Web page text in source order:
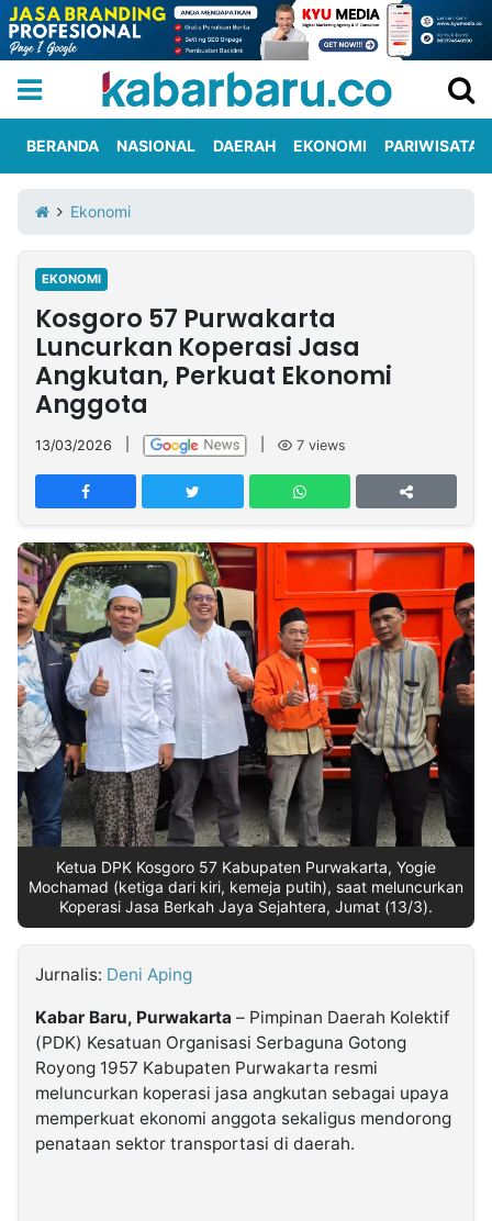
Iklan
Berita
Kami
Nasional
International
Olahraga
Entertainment
Daerah
Pariwisata
Kuliner
Kolom
Network
PT
TREETAN
MULTIMEDIA
INDONESIA
Partner
Insight
NTB
Suara
Time
Lens
IDN
Daily
Jogja
Jalan
Rakyat
Idealita
News
Kita
Notice
Dinamikapost.com
Radar
Baru
Seedbacklink
Follow
Kabarbaru
Kabarbaru.co
2026
Kabarbaru
BERANDA NASIONAL DAERAH EKONOMI PARIWISATA
Ekonomi
EKONOMI
Kosgoro 57 Purwakarta
Luncurkan Koperasi Jasa
Angkutan, Perkuat Ekonomi
Anggota
13/03/2026 7 views
Ketua DPK Kosgoro 57 Kabupaten Purwakarta, Yogie
Mochamad (ketiga dari kiri, kemeja putih), saat meluncurkan
Koperasi Jasa Berkah Jaya Sejahtera, Jumat (13/3).
Jurnalis: Deni Aping
Kabar Baru, Purwakarta – Pimpinan Daerah Kolektif
(PDK) Kesatuan Organisasi Serbaguna Gotong
Royong 1957 Kabupaten Purwakarta resmi
meluncurkan koperasi jasa angkutan sebagai upaya
memperkuat ekonomi anggota sekaligus mendorong
penataan sektor transportasi di daerah.